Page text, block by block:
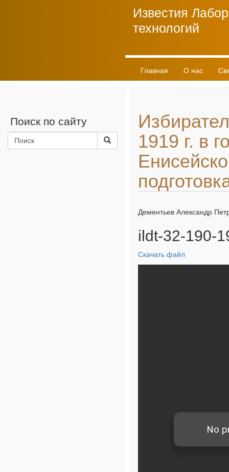
Известия
технологий
Главная О нас
Поиск по сайту
1919 г. в
Дементьев Александр
ildt-32-190-
Скачать файл